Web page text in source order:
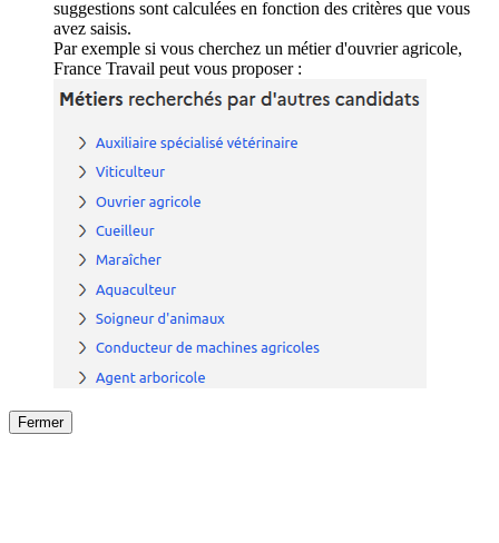
suggestions sont calculées en fonction des critères que vous
avez saisis.
Par exemple si vous cherchez un métier d'ouvrier agricole,
France Travail peut vous proposer :
Fermer